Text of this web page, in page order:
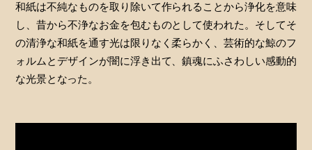
和紙は不純なものを取り除いて作られることから浄化を意味
し、昔から不浄なお金を包むものとして使われた。そしてそ
の清浄な和紙を通す光は限りなく柔らかく、芸術的な鯨のフ
ォルムとデザインが闇に浮き出て、鎮魂にふさわしい感動的
な光景となった。